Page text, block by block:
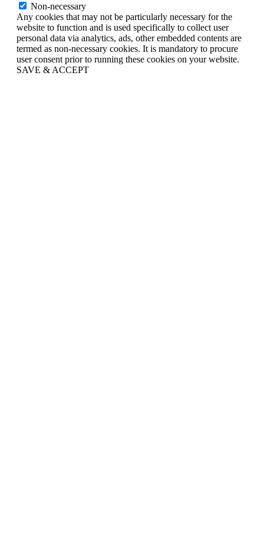
Non-necessary
Any cookies that may not be particularly necessary for the
website to function and is used specifically to collect user
personal data via analytics, ads, other embedded contents are
termed as non-necessary cookies. It is mandatory to procure
user consent prior to running these cookies on your website.
SAVE & ACCEPT